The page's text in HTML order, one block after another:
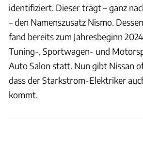
identifiziert. Dieser trägt – ganz
– den Namenszusatz Nismo.
fand bereits zum Jahresbeginn
Tuning-, Sportwagen- und
Auto Salon statt. Nun gibt Nissan
dass der Starkstrom-Elektriker
kommt.